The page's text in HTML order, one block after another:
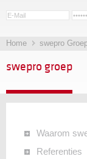
Home swepro
swepro groep
Waarom
Referenties